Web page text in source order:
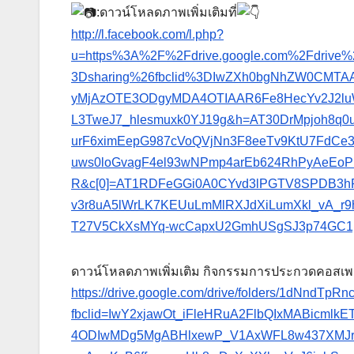
:ดาวน์โหลดภาพเพิ่มเติมที่
http://l.facebook.com/l.php?
T27V5CkXsMYq-
ดาวน์โหลดภาพเพิ่มเติม กิจกรรมการประกวดคอสเ
https://drive.google.com/drive/folders/